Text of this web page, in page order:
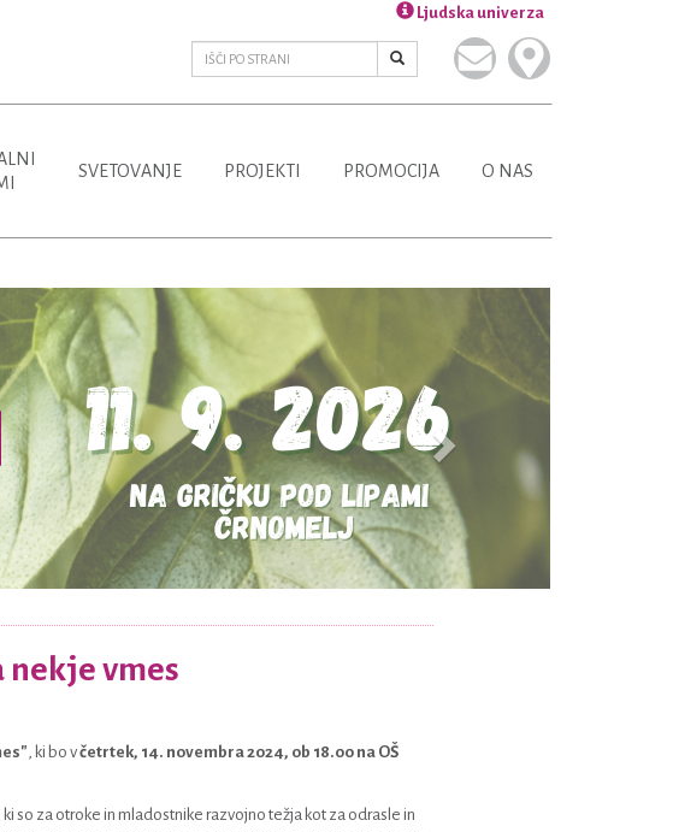
Ljudska univerza
SVETOVANJE PROJEKTI PROMOCIJA O NAS
nekje vmes
, ki bo včetrtek, 14. novembra 2024, ob 18.00 na OŠ
so za otroke in mladostnike razvojno težja kot za odrasle in